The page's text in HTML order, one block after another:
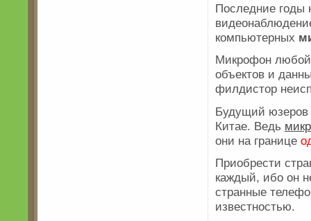
Последние годы
компьютерных
Микрофон любой
объектов и
филдистор
Будущий юзеров
Китае. Ведь
они на границе
Приобрести
каждый, ибо он
странные
известностью.